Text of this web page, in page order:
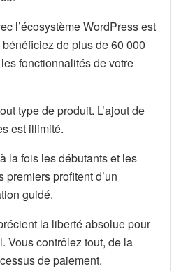
l’écosystème WordPress est
de plus de 60 000
fonctionnalités de votre
type de produit. L’ajout de
est illimité.
la fois les débutants et les
profitent d’un
guidé.
la liberté absolue pour
Vous contrôlez tout, de la
de paiement.